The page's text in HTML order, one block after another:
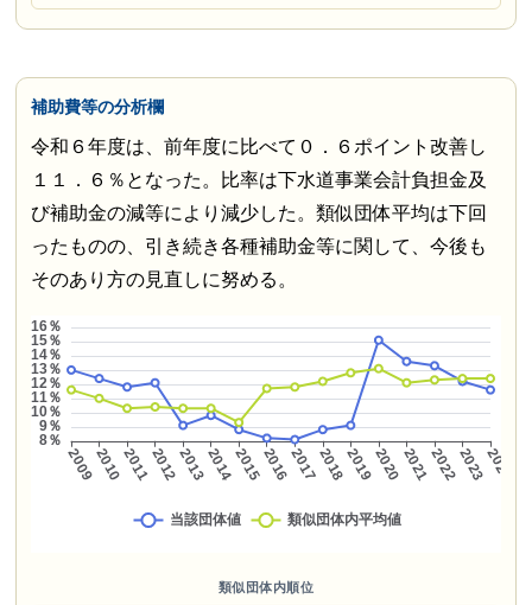
補助費等の分析欄
令和６年度は、前年度に比べて０．６ポイント改善し
１１．６％となった。比率は下水道事業会計負担金及
び補助金の減等により減少した。類似団体平均は下回
ったものの、引き続き各種補助金等に関して、今後も
そのあり方の見直しに努める。
類似団体内順位